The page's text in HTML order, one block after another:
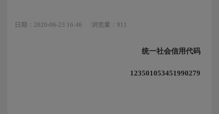
日期：2020-06-23 16:46 浏览量：911
统一社会信用代码
123501053451990279